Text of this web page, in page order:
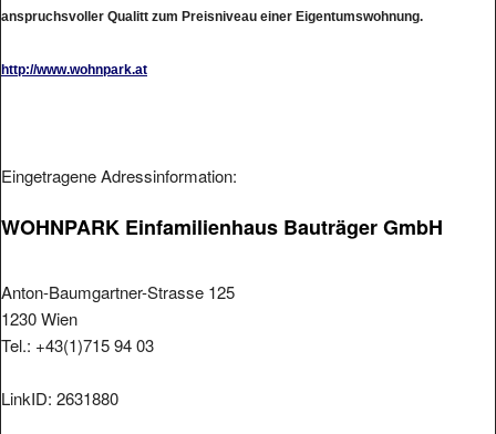
anspruchsvoller Qualitt zum Preisniveau einer Eigentumswohnung.
http://www.wohnpark.at
Eingetragene Adressinformation:
WOHNPARK Einfamilienhaus Bauträger GmbH
Anton-Baumgartner-Strasse 125
1230 Wien
Tel.: +43(1)715 94 03
LinkID: 2631880